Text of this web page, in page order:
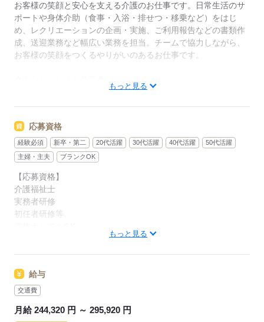
◆充実した研修制度◆
現場経験の有無を問わず、全スタッフが成長できるよ
う多彩な研修制度を用意。OJT研修から始まり、入社
時研修、サービス別研修、オーダーメイド研修など多
お客様の笑顔と安心を支える介護のお仕事です。日常生活のサ
ポートや身体介助（食事・入浴・排せつ・移乗など）をはじ
め、レクリエーションの企画・実施、ご利用報告などの書類作
成、送迎業務など幅広い業務を担当。チームで協力しながら、
お客様の笑顔をつくるやりがいのあるお仕事です。
髪色・髪型・ネイル・ヒゲは原則自由（社内規定あり）。社員
一人ひとりの個性や価値観を大切にするため、身だしなみルー
いスタイルで無理なく働ける環境です。
もっと見る
応募資格
経験必須 新卒・第二 20代活躍 30代活躍 40代活躍
50代活躍
主婦・主夫
ブランクOK
【応募資格】
介護福祉士
実務者研修
初任者研修等
介護職員としての経験が1年以上ある方。
【資格】
※無資格者の応募も可能です。
もっと見る
給与
交通費
月給 244,320 円 ～ 295,920 円